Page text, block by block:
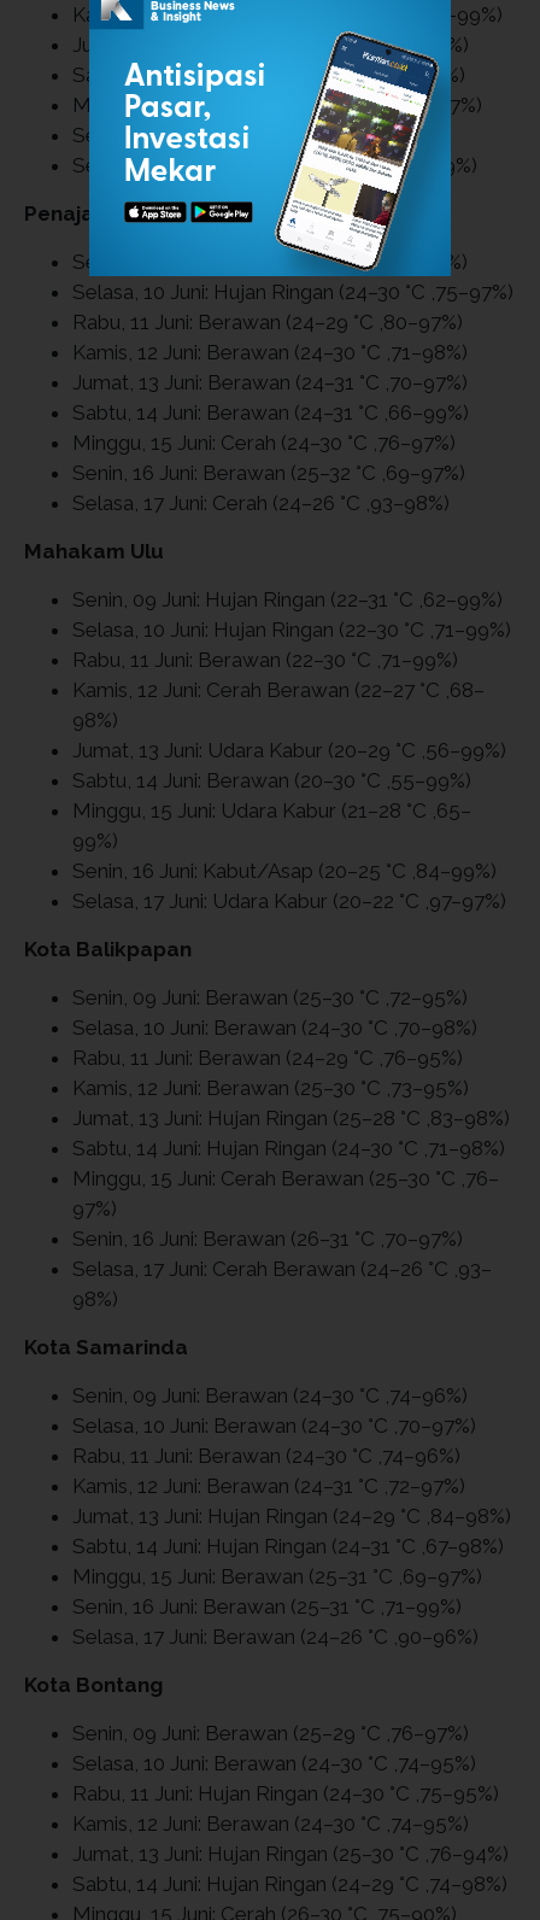
Kamis, 12 Juni: Hujan Ringan (23–31 °C ,67–99%)
Jumat, 13 Juni: Berawan (24–31 °C ,70–99%)
Sabtu, 14 Juni: Berawan (23–31 °C ,67–99%)
Minggu, 15 Juni: Berawan (24–31 °C ,64–97%)
Senin, 16 Juni: Cerah (23–31 °C ,68–99%)
Selasa, 17 Juni: Berawan (24–25 °C ,92–99%)
Penajam Paser Utara
Senin, 09 Juni: Berawan (24–30 °C ,76–97%)
Selasa, 10 Juni: Hujan Ringan (24–30 °C ,75–97%)
Rabu, 11 Juni: Berawan (24–29 °C ,80–97%)
Kamis, 12 Juni: Berawan (24–30 °C ,71–98%)
Jumat, 13 Juni: Berawan (24–31 °C ,70–97%)
Sabtu, 14 Juni: Berawan (24–31 °C ,66–99%)
Minggu, 15 Juni: Cerah (24–30 °C ,76–97%)
Senin, 16 Juni: Berawan (25–32 °C ,69–97%)
Selasa, 17 Juni: Cerah (24–26 °C ,93–98%)
Mahakam Ulu
Senin, 09 Juni: Hujan Ringan (22–31 °C ,62–99%)
Selasa, 10 Juni: Hujan Ringan (22–30 °C ,71–99%)
Rabu, 11 Juni: Berawan (22–30 °C ,71–99%)
Kamis, 12 Juni: Cerah Berawan (22–27 °C ,68–
98%)
Jumat, 13 Juni: Udara Kabur (20–29 °C ,56–99%)
Sabtu, 14 Juni: Berawan (20–30 °C ,55–99%)
Minggu, 15 Juni: Udara Kabur (21–28 °C ,65–
99%)
Senin, 16 Juni: Kabut/Asap (20–25 °C ,84–99%)
Selasa, 17 Juni: Udara Kabur (20–22 °C ,97–97%)
Kota Balikpapan
Senin, 09 Juni: Berawan (25–30 °C ,72–95%)
Selasa, 10 Juni: Berawan (24–30 °C ,70–98%)
Rabu, 11 Juni: Berawan (24–29 °C ,76–95%)
Kamis, 12 Juni: Berawan (25–30 °C ,73–95%)
Jumat, 13 Juni: Hujan Ringan (25–28 °C ,83–98%)
Sabtu, 14 Juni: Hujan Ringan (24–30 °C ,71–98%)
Minggu, 15 Juni: Cerah Berawan (25–30 °C ,76–
97%)
Senin, 16 Juni: Berawan (26–31 °C ,70–97%)
Selasa, 17 Juni: Cerah Berawan (24–26 °C ,93–
98%)
Kota Samarinda
Senin, 09 Juni: Berawan (24–30 °C ,74–96%)
Selasa, 10 Juni: Berawan (24–30 °C ,70–97%)
Rabu, 11 Juni: Berawan (24–30 °C ,74–96%)
Kamis, 12 Juni: Berawan (24–31 °C ,72–97%)
Jumat, 13 Juni: Hujan Ringan (24–29 °C ,84–98%)
Sabtu, 14 Juni: Hujan Ringan (24–31 °C ,67–98%)
Minggu, 15 Juni: Berawan (25–31 °C ,69–97%)
Senin, 16 Juni: Berawan (25–31 °C ,71–99%)
Selasa, 17 Juni: Berawan (24–26 °C ,90–96%)
Kota Bontang
Senin, 09 Juni: Berawan (25–29 °C ,76–97%)
Selasa, 10 Juni: Berawan (24–30 °C ,74–95%)
Rabu, 11 Juni: Hujan Ringan (24–30 °C ,75–95%)
Kamis, 12 Juni: Berawan (24–30 °C ,74–95%)
Jumat, 13 Juni: Hujan Ringan (25–30 °C ,76–94%)
Sabtu, 14 Juni: Hujan Ringan (24–29 °C ,74–98%)
Minggu, 15 Juni: Cerah (26–30 °C ,75–90%)